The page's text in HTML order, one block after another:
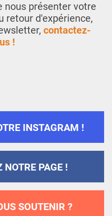
nous présenter votre
retour d'expérience,
contactez-
!
INSTAGRAM !
NOTRE PAGE !
SOUTENIR ?